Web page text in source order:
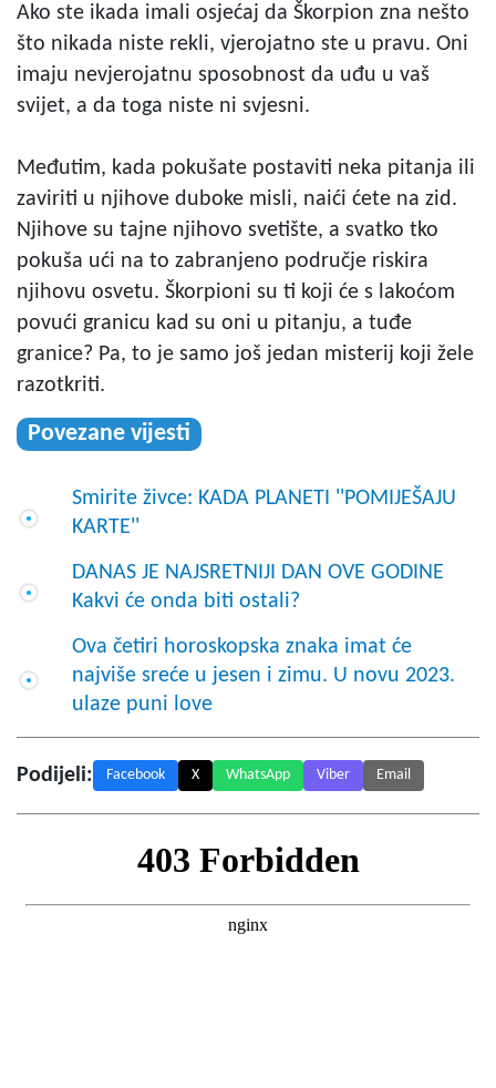
Ako ste ikada imali osjećaj da Škorpion zna nešto
što nikada niste rekli, vjerojatno ste u pravu. Oni
imaju nevjerojatnu sposobnost da uđu u vaš
svijet, a da toga niste ni svjesni.
Međutim, kada pokušate postaviti neka pitanja ili
zaviriti u njihove duboke misli, naići ćete na zid.
Njihove su tajne njihovo svetište, a svatko tko
pokuša ući na to zabranjeno područje riskira
njihovu osvetu. Škorpioni su ti koji će s lakoćom
povući granicu kad su oni u pitanju, a tuđe
granice? Pa, to je samo još jedan misterij koji žele
razotkriti.
Povezane vijesti
Smirite živce: KADA PLANETI ''POMIJEŠAJU
KARTE''
DANAS JE NAJSRETNIJI DAN OVE GODINE
Kakvi će onda biti ostali?
Ova četiri horoskopska znaka imat će
najviše sreće u jesen i zimu. U novu 2023.
ulaze puni love
Podijeli: Facebook X WhatsApp Viber Email